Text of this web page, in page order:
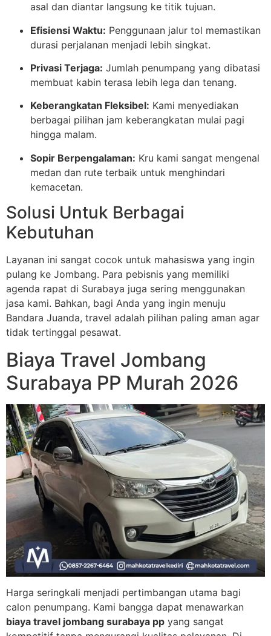
asal dan diantar langsung ke titik tujuan.
Efisiensi Waktu: Penggunaan jalur tol memastikan
durasi perjalanan menjadi lebih singkat.
Privasi Terjaga: Jumlah penumpang yang dibatasi
membuat kabin terasa lebih lega dan tenang.
Keberangkatan Fleksibel: Kami menyediakan
berbagai pilihan jam keberangkatan mulai pagi
hingga malam.
Sopir Berpengalaman: Kru kami sangat mengenal
medan dan rute terbaik untuk menghindari
kemacetan.
Solusi Untuk Berbagai
Kebutuhan
Layanan ini sangat cocok untuk mahasiswa yang ingin
pulang ke Jombang. Para pebisnis yang memiliki
agenda rapat di Surabaya juga sering menggunakan
jasa kami. Bahkan, bagi Anda yang ingin menuju
Bandara Juanda, travel adalah pilihan paling aman agar
tidak tertinggal pesawat.
Biaya Travel Jombang
Surabaya PP Murah 2026
Harga seringkali menjadi pertimbangan utama bagi
calon penumpang. Kami bangga dapat menawarkan
biaya travel jombang surabaya pp yang sangat